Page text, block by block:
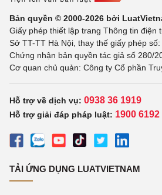
Bản quyền © 2000-2026 bởi
Giấy phép thiết lập trang Thông tin
Sở TT-TT Hà Nội, thay thế giấy phép
Chứng nhận bản quyền tác giả số 280/
Cơ quan chủ quản: Công ty Cổ phần
Hỗ trợ về dịch vụ: 0938 36 1919
Hỗ trợ giải đáp pháp luật: 1900 6192
TẢI ỨNG DỤNG LUATVIETNAM